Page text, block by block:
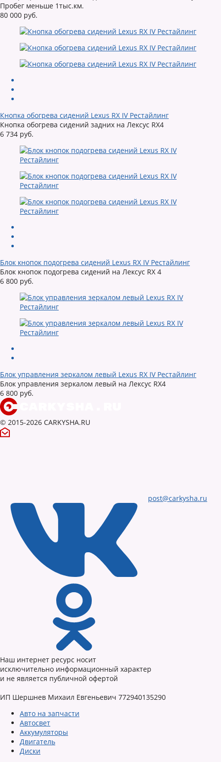
Пробег меньше 1тыс.км.
80 000 руб.
Кнопка обогрева сидений Lexus RX IV Рестайлинг
Кнопка обогрева сидений задних на Лексус RX4
6 734 руб.
Блок кнопок подогрева сидений Lexus RX IV Рестайлинг
Блок кнопок подогрева сидений на Лексус RX 4
6 800 руб.
Блок управления зеркалом левый Lexus RX IV Рестайлинг
Блок управления зеркалом левый на Лексус RX4
6 800 руб.
© 2015-2026 CARKYSHA.RU
post@carkysha.ru
Наш интернет ресурс носит
исключительно информационный характер
и не является публичной офертой
ИП Шершнев Михаил Евгеньевич 772940135290
Авто на запчасти
Автосвет
Аккумуляторы
Двигатель
Диски